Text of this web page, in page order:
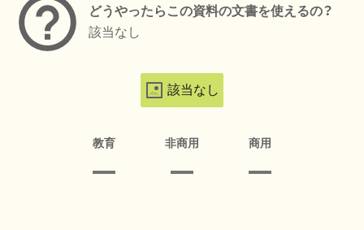
どうやったらこの資料の文書を使えるの？
該当なし
該当なし
教育 非商用 商用